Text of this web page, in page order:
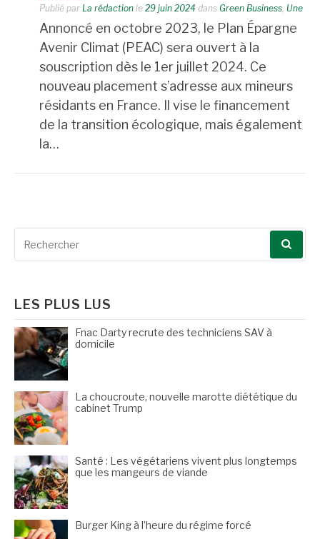
Publié par La rédaction le 29 juin 2024 dans Green Business Une
Annoncé en octobre 2023, le Plan Épargne
Avenir Climat (PEAC) sera ouvert à la
souscription dès le 1er juillet 2024. Ce
nouveau placement s’adresse aux mineurs
résidants en France. Il vise le financement
de la transition écologique, mais également
la…
LES PLUS LUS
Fnac Darty recrute des techniciens SAV à
domicile
La choucroute, nouvelle marotte diététique du
cabinet Trump
Santé : Les végétariens vivent plus longtemps
que les mangeurs de viande
Burger King à l’heure du régime forcé